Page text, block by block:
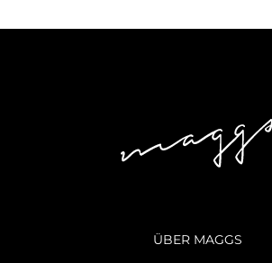
ÜBER MAGGS